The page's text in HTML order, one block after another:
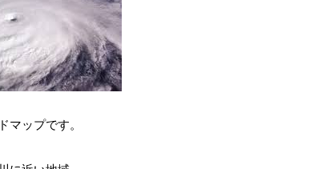
マップです。